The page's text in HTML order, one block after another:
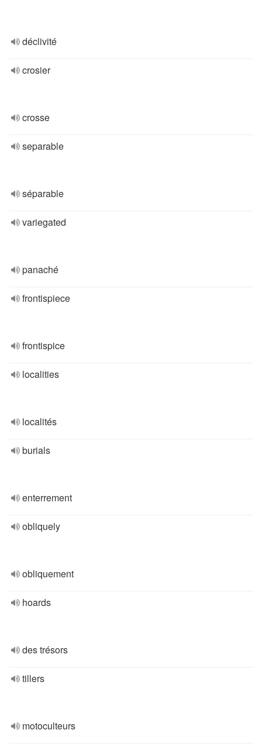
déclivité
crosier
crosse
separable
séparable
variegated
panaché
frontispiece
frontispice
localities
localités
burials
enterrement
obliquely
obliquement
hoards
des trésors
tillers
motoculteurs